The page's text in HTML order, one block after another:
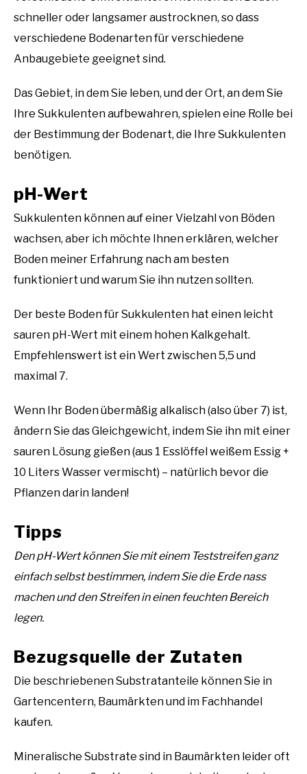
schneller oder langsamer austrocknen, so dass
verschiedene Bodenarten für verschiedene
Anbaugebiete geeignet sind.
Das Gebiet, in dem Sie leben, und der Ort, an dem Sie
Ihre Sukkulenten aufbewahren, spielen eine Rolle bei
der Bestimmung der Bodenart, die Ihre Sukkulenten
benötigen.
pH-Wert
Sukkulenten können auf einer Vielzahl von Böden
wachsen, aber ich möchte Ihnen erklären, welcher
Boden meiner Erfahrung nach am besten
funktioniert und warum Sie ihn nutzen sollten.
Der beste Boden für Sukkulenten hat einen leicht
sauren pH-Wert mit einem hohen Kalkgehalt.
Empfehlenswert ist ein Wert zwischen 5,5 und
maximal 7.
Wenn Ihr Boden übermäßig alkalisch (also über 7) ist,
ändern Sie das Gleichgewicht, indem Sie ihn mit einer
sauren Lösung gießen (aus 1 Esslöffel weißem Essig +
10 Liters Wasser vermischt) – natürlich bevor die
Pflanzen darin landen!
Tipps
Den pH-Wert können Sie mit einem Teststreifen ganz
einfach selbst bestimmen, indem Sie die Erde nass
machen und den Streifen in einen feuchten Bereich
legen.
Bezugsquelle der Zutaten
Die beschriebenen Substratanteile können Sie in
Gartencentern, Baumärkten und im Fachhandel
kaufen.
Mineralische Substrate sind in Baumärkten leider oft